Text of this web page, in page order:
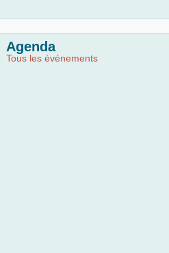
Agenda
Tous les événements